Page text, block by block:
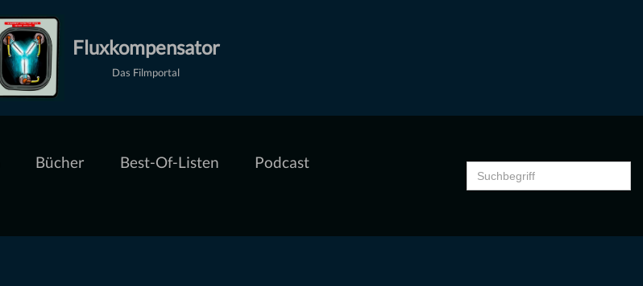
Fluxkompensator
Das Filmportal
Bücher Best-Of-Listen
Podcast
Search
for: